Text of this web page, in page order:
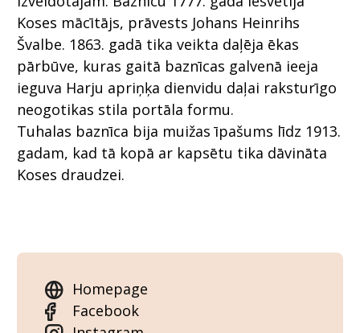
Koses mācītājs, prāvests Johans Heinrihs
Švalbe. 1863. gadā tika veikta daļēja ēkas
pārbūve, kuras gaitā baznīcas galvenā ieeja
ieguva Harju apriņķa dienvidu daļai raksturīgo
neogotikas stila portāla formu.
Tuhalas baznīca bija muižas īpašums līdz 1913.
gadam, kad tā kopā ar kapsētu tika dāvināta
Koses draudzei.
Homepage
Facebook